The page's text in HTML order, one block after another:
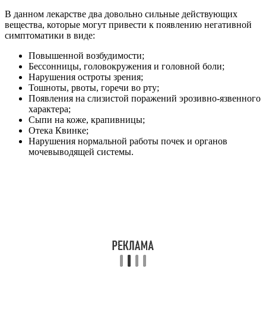
В данном лекарстве два довольно сильные действующих
вещества, которые могут привести к появлению негативной
симптоматики в виде:
Повышенной возбудимости;
Бессонницы, головокружения и головной боли;
Нарушения остроты зрения;
Тошноты, рвоты, горечи во рту;
Появления на слизистой поражений эрозивно-язвенного
характера;
Сыпи на коже, крапивницы;
Отека Квинке;
Нарушения нормальной работы почек и органов
мочевыводящей системы.